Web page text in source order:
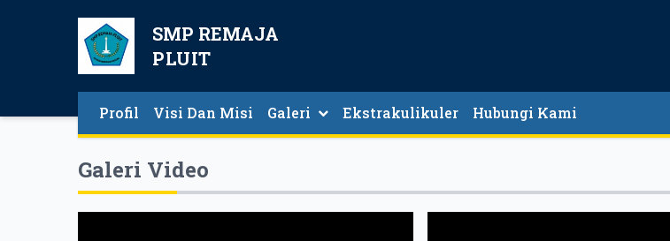
SMP REMAJA
PLUIT
Profil Visi Dan Misi Galeri Ekstrakulikuler Hubungi Kami
Galeri Video